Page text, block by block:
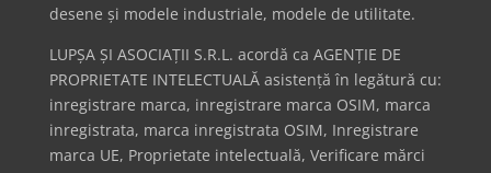
desene și modele industriale, modele de utilitate.
LUPȘA ȘI ASOCIAȚII S.R.L. acordă ca AGENȚIE DE
PROPRIETATE INTELECTUALĂ asistență în legătură cu:
inregistrare marca, inregistrare marca OSIM, marca
inregistrata, marca inregistrata OSIM, Inregistrare
marca UE, Proprietate intelectuală, Verificare mărci